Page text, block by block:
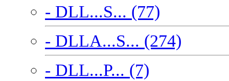
- DLL...S... (77)
- DLLA...S... (274)
- DLL...P... (7)